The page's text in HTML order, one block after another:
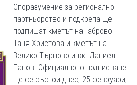
Споразумение за регионално
партньорство и подкрепа ще
подпишат кметът на Габрово
Таня Христова и кметът на
Велико Търново инж. Даниел
Панов. Официалното подписване
ще се състои днес, 25 февруари,